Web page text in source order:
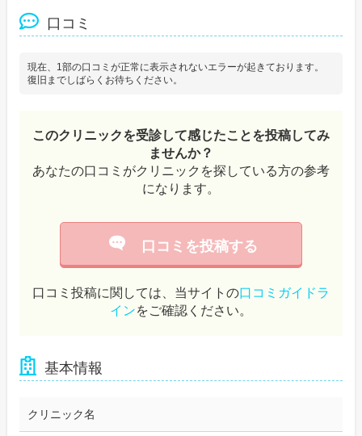
口コミ
現在、1部の口コミが正常に表示されないエラーが起きております。
復旧までしばらくお待ちください。
このクリニックを受診して感じたことを投稿してみ
ませんか？
あなたの口コミがクリニックを探している方の参考
になります。
口コミを投稿する
口コミ投稿に関しては、当サイトの口コミガイドラ
インをご確認ください。
基本情報
クリニック名